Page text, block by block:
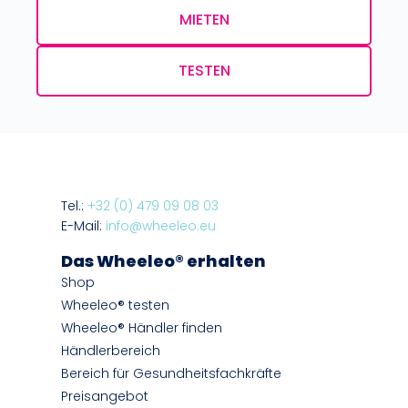
MIETEN
TESTEN
Tel.: +32 (0) 479 09 08 03
E-Mail: info@wheeleo.eu
Das Wheeleo® erhalten
Shop
Wheeleo® testen
Wheeleo® Händler finden
Händlerbereich
Bereich für Gesundheitsfachkräfte
Preisangebot